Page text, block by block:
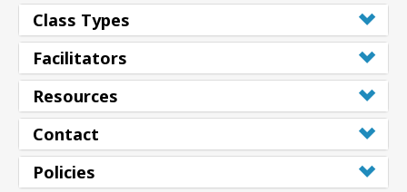
Class Types
Facilitators
Resources
Contact
Policies